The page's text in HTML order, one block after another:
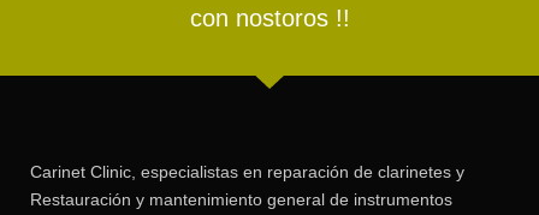
con nostoros !!
Carinet Clinic, especialistas en reparación de clarinetes y
Restauración y mantenimiento general de instrumentos